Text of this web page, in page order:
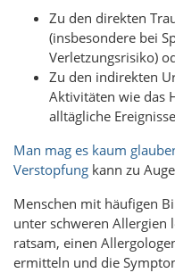
Zu den direkten
(insbesondere bei
Verletzungsrisiko)
Zu den indirekten
Aktivitäten wie das
alltägliche
Man mag es kaum
Verstopfung kann zu
Menschen mit häufigen
unter schweren Allergien
ratsam, einen
ermitteln und die